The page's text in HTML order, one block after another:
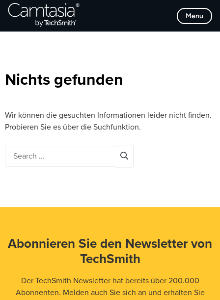
Direkt
zum
Menu
Browse Categories
Nichts gefunden
Wir können die gesuchten Informationen leider nicht finden.
Probieren Sie es über die Suchfunktion.
Abonnieren Sie den Newsletter von
TechSmith
Der TechSmith Newsletter hat bereits über 200.000
Abonnenten. Melden auch Sie sich an und erhalten Sie